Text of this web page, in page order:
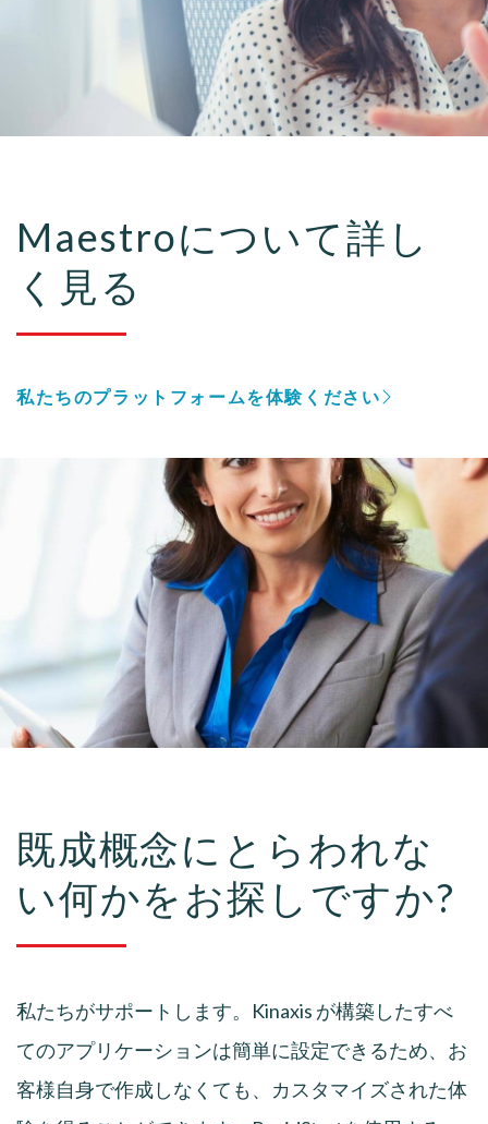
Maestroについて詳し
く見る
私たちのプラットフォームを体験ください
既成概念にとらわれな
い何かをお探しですか?
私たちがサポートします。Kinaxis が構築したすべ
てのアプリケーションは簡単に設定できるため、お
客様自身で作成しなくても、カスタマイズされた体